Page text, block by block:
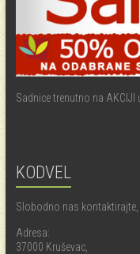
Sadnice trenutno na
KODVEL
Slobodno nas
Adresa:
37000 Kruševac,